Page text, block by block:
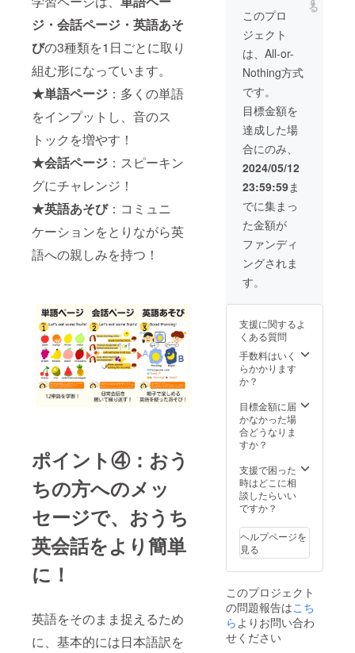
ジ・会話ページ・英語あそ
びの3種類を1日ごとに取り
組む形になっています。
★単語ページ ：多くの単語
をインプットし、音のス
トックを増やす！
★会話ページ ：スピーキン
グにチャレンジ！
★英語あそび：コミュニ
ケーションをとりながら英
語への親しみを持つ！
ポイント④：おう
ちの方へのメッ
セージで、おうち
英会話をより簡単
に！
英語をそのまま捉えるため
に、基本的には日本語訳を
2025年
5月5日
（月・
祝）
13:00〜
14:00（
所：オ
ンライ
ン,
Zoom
ミー
ティン
グを使
用 ・支
援者様
との連
絡方
法：詳
細は
絡いた
します
●サン
キュー
カー
ド・ス
（45m
m×45m
m）
ティン
グを使
用して
個別に
面談を
実施し
ク
ショッ
プは1時
間以内
を予
定、オ
フライ
ン会場
の場合
は別途
交通費
をいた
だきま
様との
法：詳
細は
メール
にて連
絡いた
※備考欄
にご希
望の
ワーク
プ内容
をご記
入くだ
さい。
イン報
告会・
説明会
・日
2025年
5月5日
（月・
祝）
13:00〜
載 ※お
名前の
掲載は
任意で
す。 ※
備考欄
希望す
るか②
掲載す
るお名
前 をご
記入く
ださ
い。 ●
オンラ
イン報
告会・
説明会
・日
5月5日
祝）
13:00〜
14:00（
予定）
・場
ンライ
ン,
Zoom
ミー
グを使
用 ・支
援者様
との連
法：詳
細は
メール
にて連
します
●ワーク
ブック
「One,
Two,
る
このプロ
ジェクト
は、All-or-
Nothing方式
です。
目標金額を
達成した場
合にのみ、
2024/05/12
23:59:59ま
でに集まっ
た金額が
ファンディ
ングされま
す。
支援に関するよ
くある質問
手数料はいく
らかかります
か？
目標金額に届
かなかった場
合どうなりま
すか？
支援で困った
時はどこに相
談したらいい
ですか？
ヘルプページを
見る
このプロジェクト
の問題報告はこち
ら よりお問い合わ
せください